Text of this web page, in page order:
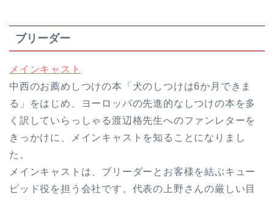
ブリーダー
メインキャスト
中西のお薦めしつけの本「犬のしつけは6か月できま
る」をはじめ、ヨーロッパの先進的なしつけの本を多
く訳していらっしゃる渡辺格先生へのファンレターを
きっかけに、メインキャストを知ることになりまし
た。
メインキャストは、ブリーダーとお客様を結ぶキュー
ピッド役を担う会社です。代表の上野さんの厳しい目